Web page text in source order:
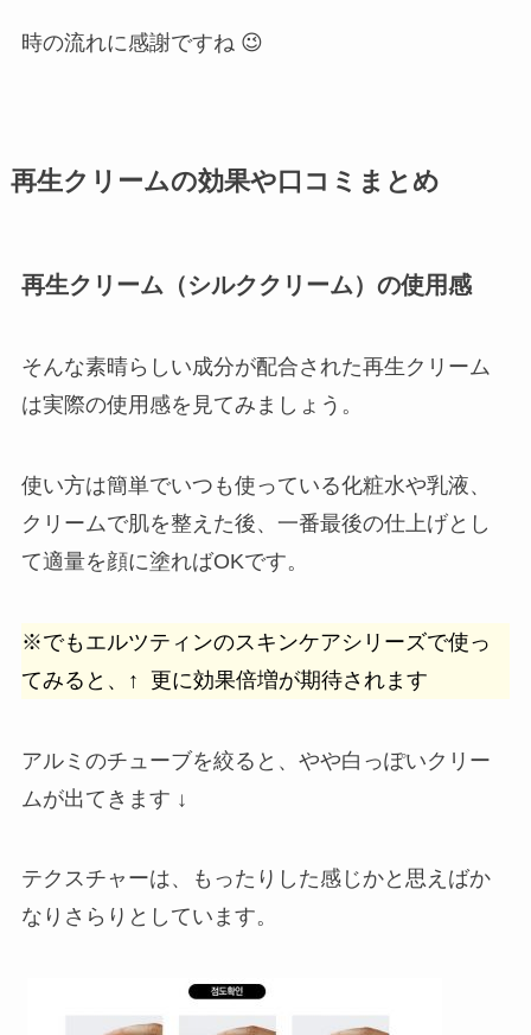
時の流れに感謝ですね 😉
再生クリームの効果や口コミまとめ
再生クリーム（シルククリーム）の使用感
そんな素晴らしい成分が配合された再生クリーム
は実際の使用感を見てみましょう。
使い方は簡単でいつも使っている化粧水や乳液、
クリームで肌を整えた後、一番最後の仕上げとし
て適量を顔に塗ればOKです。
※でもエルツティンのスキンケアシリーズで使っ
てみると、↑ 更に効果倍増が期待されます
アルミのチューブを絞ると、やや白っぽいクリー
ムが出てきます ↓
テクスチャーは、もったりした感じかと思えばか
なりさらりとしています。